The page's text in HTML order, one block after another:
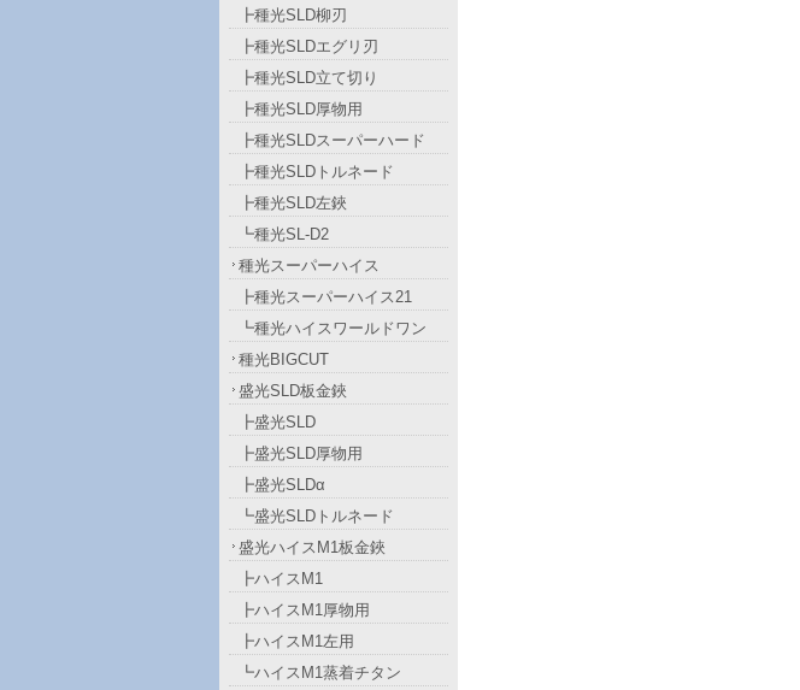
┣種光SLD柳刃
┣種光SLDエグリ刃
┣種光SLD立て切り
┣種光SLD厚物用
┣種光SLDスーパーハード
┣種光SLDトルネード
┣種光SLD左鋏
┗種光SL-D2
種光スーパーハイス
┣種光スーパーハイス21
┗種光ハイスワールドワン
種光BIGCUT
盛光SLD板金鋏
┣盛光SLD
┣盛光SLD厚物用
┣盛光SLDα
┗盛光SLDトルネード
盛光ハイスM1板金鋏
┣ハイスM1
┣ハイスM1厚物用
┣ハイスM1左用
┗ハイスM1蒸着チタン